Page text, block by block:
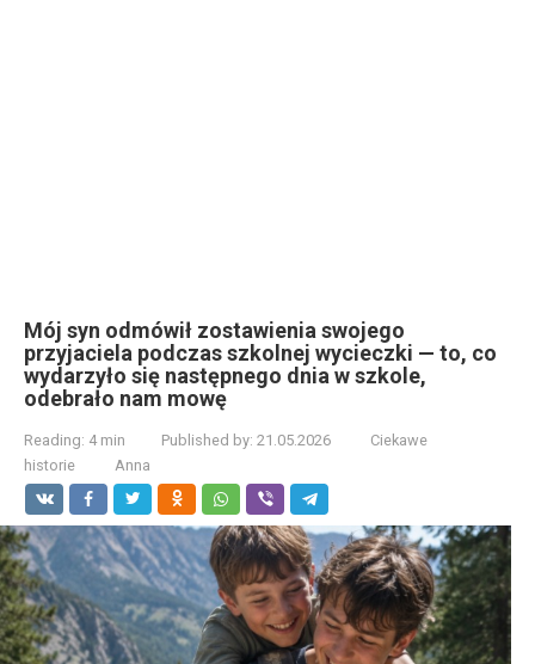
Mój syn odmówił zostawienia swojego
przyjaciela podczas szkolnej wycieczki — to, co
wydarzyło się następnego dnia w szkole,
odebrało nam mowę
Reading: 4 min Published by: 21.05.2026
Ciekawe
historie
Anna